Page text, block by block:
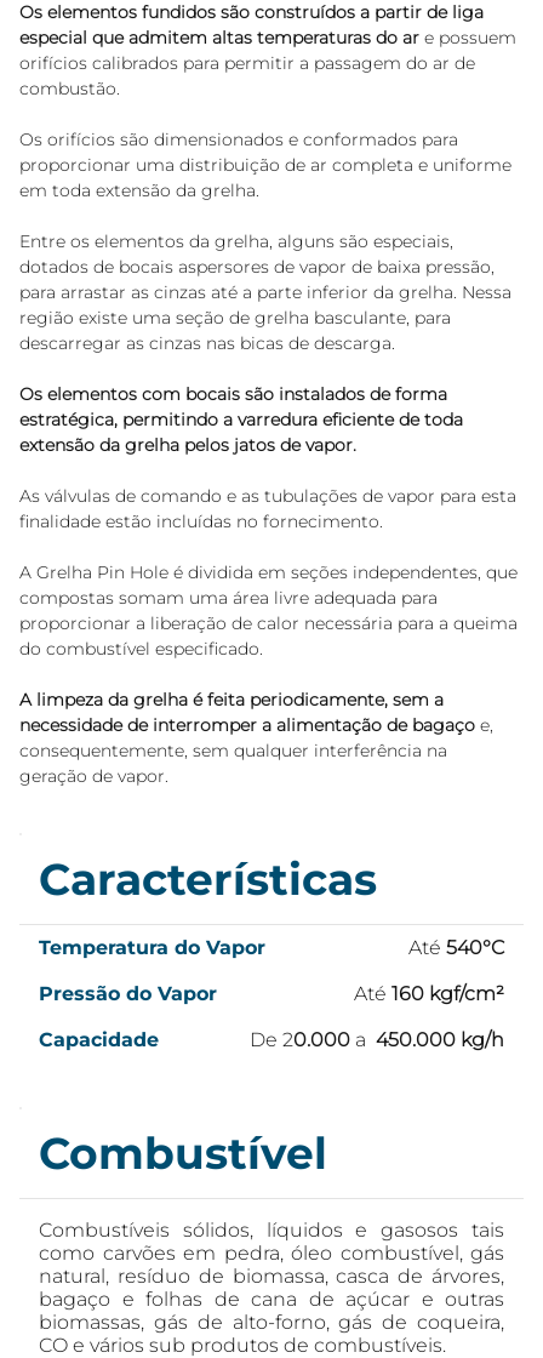
Características
Temperatura do Vapor Até 540°C
Pressão do Vapor
Até 160 kgf/cm²
Capacidade
De 20.000 a 450.000 kg/h
Combustível
Combustíveis sólidos, líquidos e gasosos tais
como carvões em pedra, óleo combustível, gás
natural, resíduo de biomassa, casca de árvores,
bagaço e folhas de cana de açúcar e outras
biomassas, gás de alto-forno, gás de coqueira,
CO e vários sub produtos de combustíveis.
Os elementos fundidos são construídos a partir de liga
especial que admitem altas temperaturas do ar e possuem
orifícios calibrados para permitir a passagem do ar de
combustão.
Os orifícios são dimensionados e conformados para
proporcionar uma distribuição de ar completa e uniforme
em toda extensão da grelha.
Entre os elementos da grelha, alguns são especiais,
dotados de bocais aspersores de vapor de baixa pressão,
para arrastar as cinzas até a parte inferior da grelha. Nessa
região existe uma seção de grelha basculante, para
descarregar as cinzas nas bicas de descarga.
Os elementos com bocais são instalados de forma
estratégica, permitindo a varredura eficiente de toda
extensão da grelha pelos jatos de vapor.
As válvulas de comando e as tubulações de vapor para esta
finalidade estão incluídas no fornecimento.
A Grelha Pin Hole é dividida em seções independentes, que
compostas somam uma área livre adequada para
proporcionar a liberação de calor necessária para a queima
do combustível especificado.
A limpeza da grelha é feita periodicamente, sem a
necessidade de interromper a alimentação de bagaço e,
consequentemente, sem qualquer interferência na
geração de vapor.